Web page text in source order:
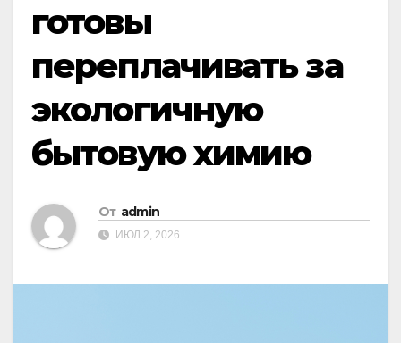
готовы
переплачивать за
экологичную
бытовую химию
От admin
ИЮЛ 2, 2026